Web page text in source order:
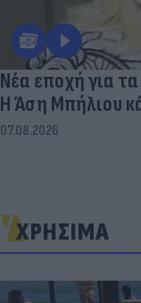
Νέα εποχή για
Η Άση Μπήλιου
07.08.2026
ΧΡΗΣΙΜΑ